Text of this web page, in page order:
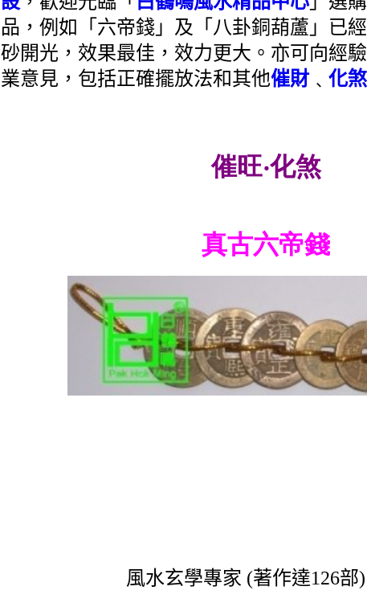
品，例如「六帝錢」及「八卦銅葫蘆」已
砂開光，效果最佳，效力更大。亦可向經
業意見，包括正確擺放法和其他催財﹑ 化煞
催旺‧化煞
真古六帝錢
風水玄學專家 (著作達126部)